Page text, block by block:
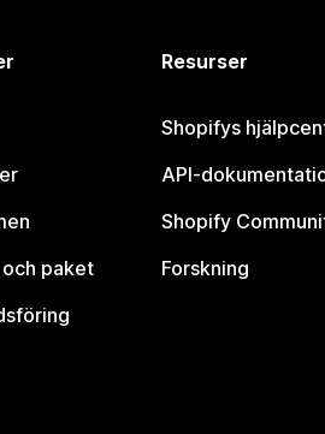
paket
Resurser
Shopifys
API-
Shopify
Forskning